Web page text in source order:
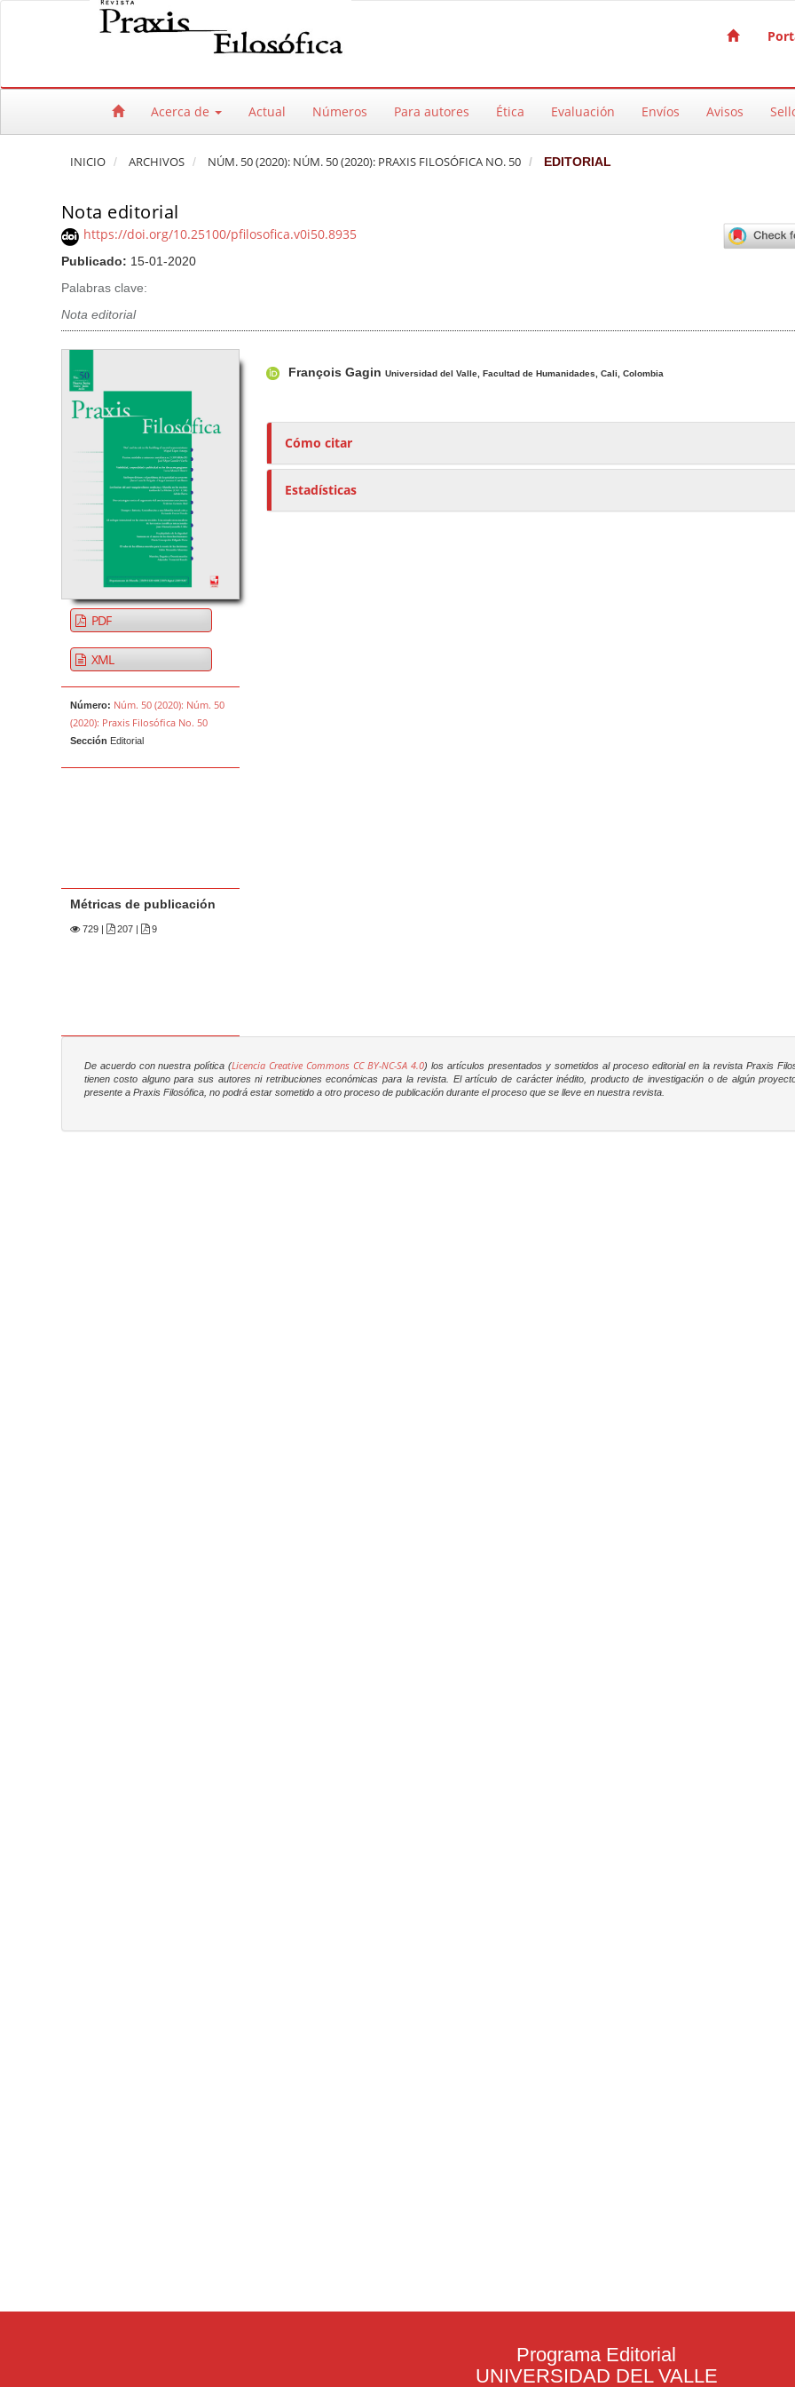
Salto rápido al contenido de la página
Navegación principal
Acerca de Actual Números Para autores Ética Evaluación Envíos Avisos
INICIO ARCHIVOS NÚM. 50 (2020): NÚM. 50 (2020): PRAXIS FILOSÓFICA NO. 50 EDITORIAL
Nota editorial
https://doi.org/10.25100/pfilosofica.v0i50.8935
Publicado: 15-01-2020
Palabras clave:
Nota editorial
Barra lateral del artículo
PDF
XML
Número: Núm. 50 (2020): Núm. 50
(2020): Praxis Filosófica No. 50
Sección Editorial
Métricas de publicación
729| 207 | 9
u
o
e
/
François Gagin Universidad del Valle, Facultad de Humanidades, Cali, Colombia
Cómo citar
Estadísticas
De acuerdo con nuestra política (Licencia Creative Commons CC BY-NC-SA 4.0) los artículos presentados y sometidos al proceso editorial en la revista Praxis
tienen costo alguno para sus autores ni retribuciones económicas para la revista. El artículo de carácter inédito, producto de investigación o de algún
presente a Praxis Filosófica, no podrá estar sometido a otro proceso de publicación durante el proceso que se lleve en nuestra revista.
Programa Editorial
UNIVERSIDAD DEL VALLE